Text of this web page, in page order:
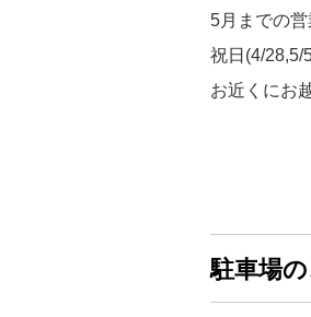
5月までの営
祝日(4/28,5/
お近くにお
駐車場